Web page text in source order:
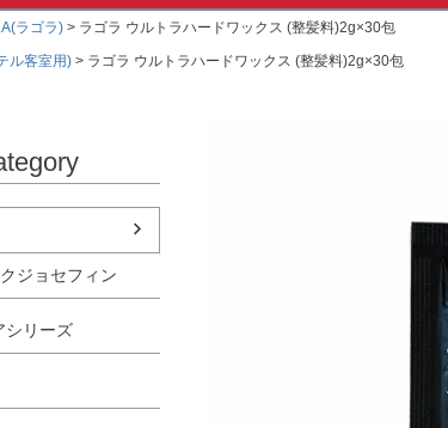
ラゴラ)
ラゴラ ウルトラハードワックス (整髪料)2g×30包
ル客室用) ラゴラ ウルトラハードワックス (整髪料)2g×30包
ジョセフィン
シリーズ